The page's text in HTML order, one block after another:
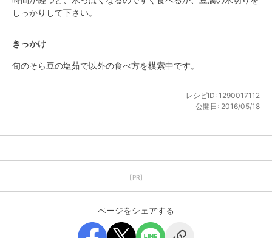
しっかりして下さい。
きっかけ
旬のそら豆の塩茹で以外の食べ方を模索中です。
レシピID: 1290017112
公開日: 2016/05/18
【PR】
ページをシェアする